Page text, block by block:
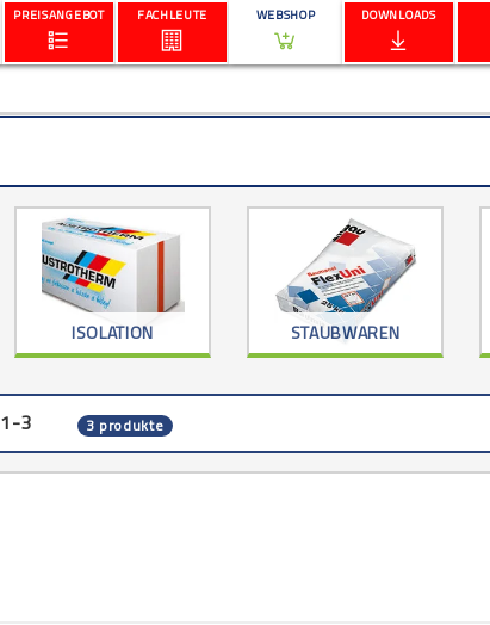
PREISANGEBOT FACHLEUTE WEBSHOP DOWNLOADS
ISOLATION STAUBWAREN
1-3 3 produkte